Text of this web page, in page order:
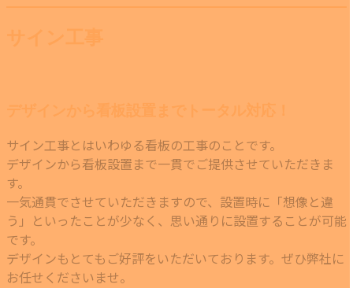
サイン工事
デザインから看板設置までトータル対応！
サイン工事とはいわゆる看板の工事のことです。
デザインから看板設置まで一貫でご提供させていただきま
す。
一気通貫でさせていただきますので、設置時に「想像と違
う」といったことが少なく、思い通りに設置することが可能
です。
デザインもとてもご好評をいただいております。ぜひ弊社に
お任せくださいませ。